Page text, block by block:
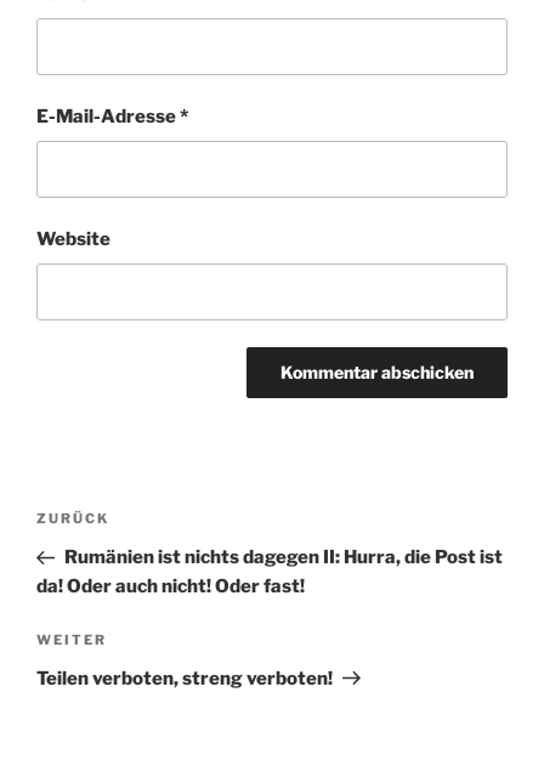
E-Mail-Adresse*
Website
Beitragsnavigation
Vorheriger
Beitrag
ZURÜCK
Rumänien ist nichts dagegen II: Hurra, die Post ist
da! Oder auch nicht! Oder fast!
Nächster
Beitrag
WEITER
Teilen verboten, streng verboten!